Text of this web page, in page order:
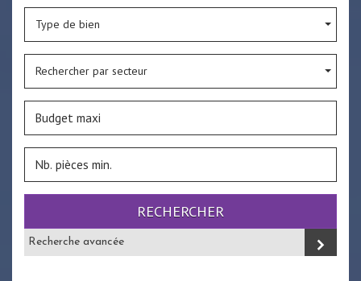
Type de bien
Rechercher par secteur
RECHERCHER
Recherche avancée